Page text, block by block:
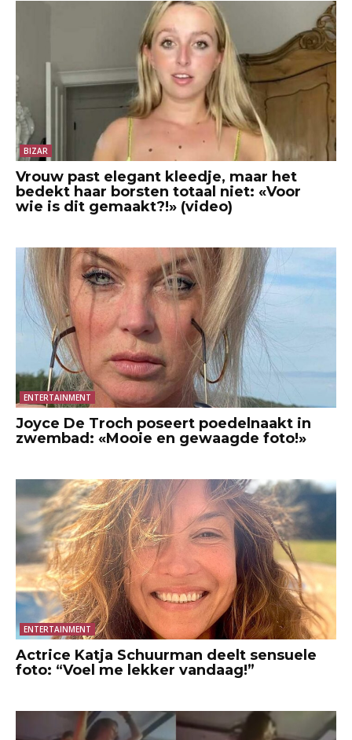
BIZAR
Vrouw past elegant kleedje, maar het
bedekt haar borsten totaal niet: «Voor
wie is dit gemaakt?!» (video)
ENTERTAINMENT
Joyce De Troch poseert poedelnaakt in
zwembad: «Mooie en gewaagde foto!»
ENTERTAINMENT
Actrice Katja Schuurman deelt sensuele
foto: “Voel me lekker vandaag!”